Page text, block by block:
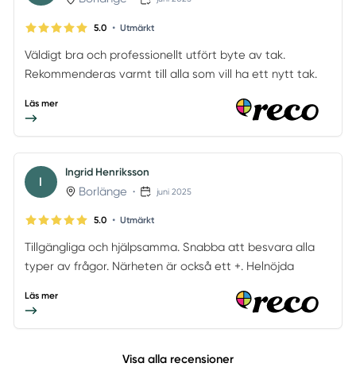
5.0 • Utmärkt
Väldigt bra och professionellt utfört byte av tak.
Rekommenderas varmt till alla som vill ha ett nytt tak.
Läs mer
I
Ingrid Henriksson
Borlänge • juni 2025
5.0 • Utmärkt
Tillgängliga och hjälpsamma. Snabba att besvara alla
typer av frågor. Närheten är också ett +. Helnöjda
Läs mer
Visa alla recensioner